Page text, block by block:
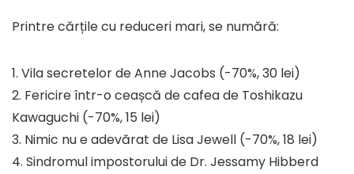
Printre cărțile cu reduceri mari, se numără:
1. Vila secretelor de Anne Jacobs (-70%, 30 lei)
2. Fericire într-o ceașcă de cafea de Toshikazu
Kawaguchi (-70%, 15 lei)
3. Nimic nu e adevărat de Lisa Jewell (-70%, 18 lei)
4. Sindromul impostorului de Dr. Jessamy Hibberd